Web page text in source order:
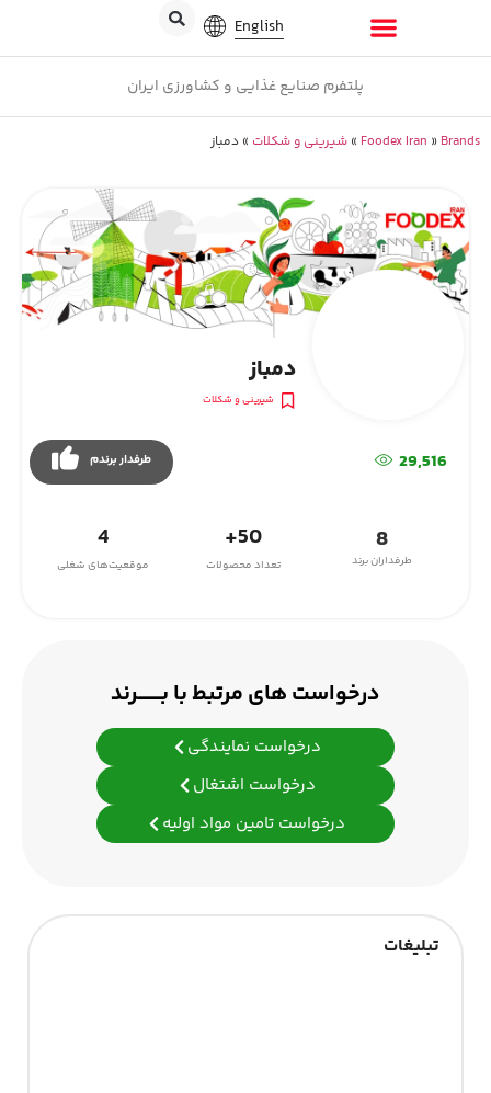
English
پلتفرم صنایع غذایی و کشاورزی ایران
Foodex Iran » Brands
» شیرینی و شکلات » دمباز
دمباز
شیرینی و شکلات
طرفدار برندم 29,516
8
طرفداران برند
50+
تعداد محصولات
4
موقعیت‌های شغلی
درخواست های مرتبط با بـــــــرند
درخواست نمایندگی
درخواست اشتغال
درخواست تامین مواد اولیه
تبلیغات